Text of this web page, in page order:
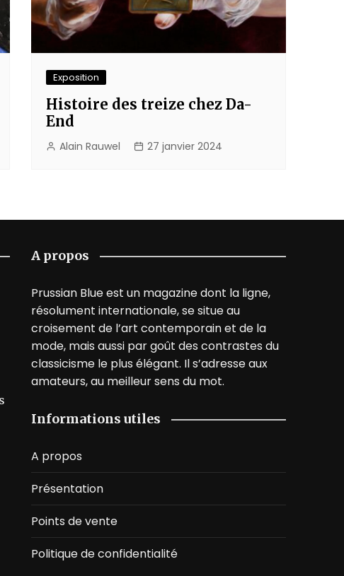
Exposition
Histoire des treize chez Da-
End
Alain Rauwel 27 janvier 2024
A propos
Prussian Blue est un magazine dont la ligne,
résolument internationale, se situe au
croisement de l’art contemporain et de la
mode, mais aussi par goût des contrastes du
classicisme le plus élégant. Il s’adresse aux
amateurs, au meilleur sens du mot.
Informations utiles
A propos
Présentation
Points de vente
Politique de confidentialité